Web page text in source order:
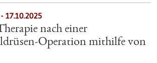
17.10.2025
nach einer
​Operation mithilfe von